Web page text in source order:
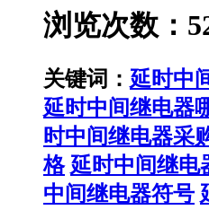
浏览次数：
关键词： 延时中
延时中间继电器
时中间继电器采
格 延时中间继电
中间继电器符号